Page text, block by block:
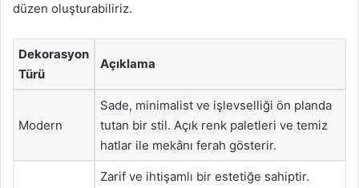
düzen oluşturabiliriz.
Dekorasyon
Türü
Açıklama
Modern
Sade, minimalist ve işlevselliği ön planda
tutan bir stil. Açık renk paletleri ve temiz
hatlar ile mekânı ferah gösterir.
Zarif ve ihtişamlı bir estetiğe sahiptir.